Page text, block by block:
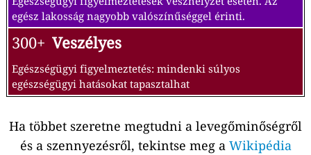
egész lakosság nagyobb valószínűséggel érinti.
300+ Veszélyes
Egészségügyi figyelmeztetés: mindenki súlyos
egészségügyi hatásokat tapasztalhat
Ha többet szeretne megtudni a levegőminőségről
és a szennyezésről, tekintse meg a Wikipédia